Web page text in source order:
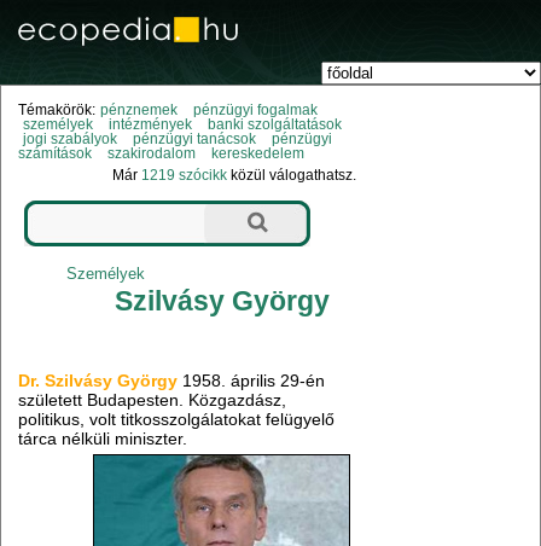
Témakörök: pénznemek
pénzügyi fogalmak
személyek
intézmények
banki szolgáltatások
jogi szabályok
pénzügyi tanácsok
pénzügyi
számítások
szakirodalom
kereskedelem
Már 1219 szócikk közül válogathatsz.
Személyek
Szilvásy György
Dr. Szilvásy György 1958. április 29-én
született Budapesten. Közgazdász,
politikus, volt titkosszolgálatokat felügyelő
tárca nélküli miniszter.